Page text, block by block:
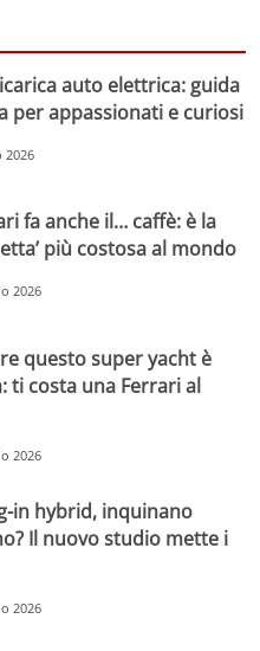
auto elettrica: guida
per appassionati e curiosi
2026
fa anche il… caffè: è la
più costosa al mondo
2026
questo super yacht è
ti costa una Ferrari al
2026
in hybrid, inquinano
Il nuovo studio mette i
2026